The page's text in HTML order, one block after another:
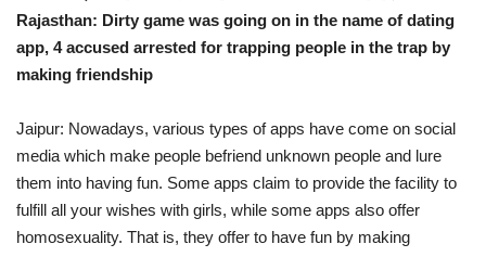
Rajasthan: Dirty game was going on in the name of dating
app, 4 accused arrested for trapping people in the trap by
making friendship
Jaipur: Nowadays, various types of apps have come on social
media which make people befriend unknown people and lure
them into having fun. Some apps claim to provide the facility to
fulfill all your wishes with girls, while some apps also offer
homosexuality. That is, they offer to have fun by making